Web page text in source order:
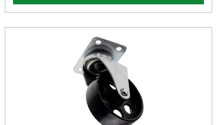
Hydrauliksysteme. Profitieren Sie von der bewährten BGS-
Qualität, wenn es auf Kraft, Präzision und Langlebigkeit
für Werkstatt und Industrie Massive Bauweise mit einem
Bruttogewicht von 5972 g Präzise Fertigung für
gleichmäßige Kraftübertragung Langlebig und
wartungsarm durch hochwertige Materialien Teil des
bewährten BGS Hydrauliksystems Lieferumfang: 1 ×
Hydraulikzylinder für Art. 8604